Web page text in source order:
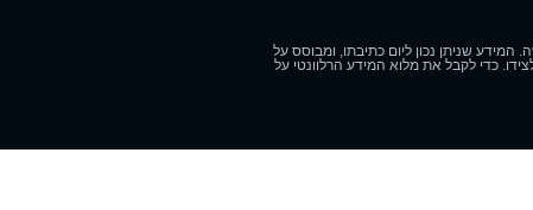
שניתן נכון ליום כתיבתו, ומבוסס על
כדי לקבל את מלוא המידע הרלוונטי על